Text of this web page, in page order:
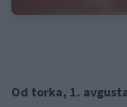
Od torka, 1.